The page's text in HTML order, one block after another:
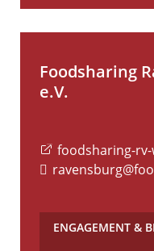
Foodsharing
e.V.
foodsharing-
ENGAGEMENT &